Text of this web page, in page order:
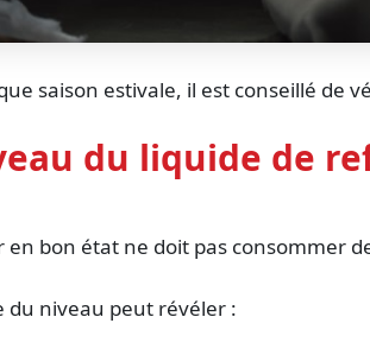
saison estivale, il est conseillé de
du liquide de
en bon état ne doit pas consommer
du niveau peut révéler :